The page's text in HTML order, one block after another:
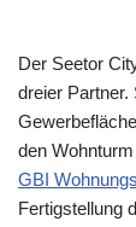
Der Seetor
dreier
den
GBI
Fertigstellung